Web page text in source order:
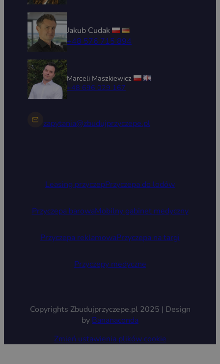
Jakub Cudak
+48 576 715 894
Marceli Maszkiewicz
+48 696 029 167
zapytania@zbudujprzyczepe.pl
Leasing przyczepPrzyczepa do lodów
Przyczepa barowaMobilny gabinet medyczny
Przyczepa reklamowaPrzyczepa na targi
Przyczepy medyczne
Copyrights Zbudujprzyczepe.pl 2025 | Design
by Bananaconda
Zmień ustawienia plików cookie